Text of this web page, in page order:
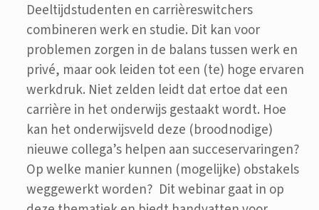
Deeltijdstudenten en carrièreswitchers
combineren werk en studie. Dit kan voor
problemen zorgen in de balans tussen werk en
privé, maar ook leiden tot een (te) hoge ervaren
werkdruk. Niet zelden leidt dat ertoe dat een
carrière in het onderwijs gestaakt wordt. Hoe
kan het onderwijsveld deze (broodnodige)
nieuwe collega’s helpen aan succeservaringen?
Op welke manier kunnen (mogelijke) obstakels
weggewerkt worden? Dit webinar gaat in op